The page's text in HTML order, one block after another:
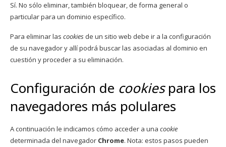
Sí. No sólo eliminar, también bloquear, de forma general o
particular para un dominio específico.
Para eliminar las cookies de un sitio web debe ir a la configuración
de su navegador y allí podrá buscar las asociadas al dominio en
cuestión y proceder a su eliminación.
Configuración de cookiespara los
navegadores más polulares
A continuación le indicamos cómo acceder a una cookie
determinada del navegador Chrome. Nota: estos pasos pueden